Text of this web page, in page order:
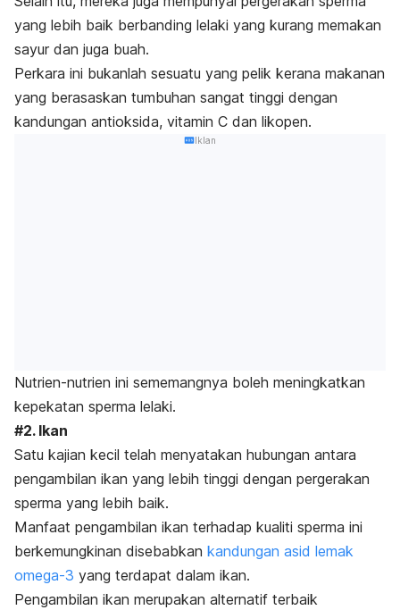
yang lebih baik berbanding lelaki yang kurang memakan
sayur dan juga buah.
Perkara ini bukanlah sesuatu yang pelik kerana makanan
yang berasaskan tumbuhan sangat tinggi dengan
kandungan antioksida, vitamin C dan likopen.
Iklan
Nutrien-nutrien ini sememangnya boleh meningkatkan
kepekatan sperma lelaki.
#2. Ikan
Satu kajian kecil telah menyatakan hubungan antara
pengambilan ikan yang lebih tinggi dengan pergerakan
sperma yang lebih baik.
Manfaat pengambilan ikan terhadap kualiti sperma ini
berkemungkinan disebabkan kandungan asid lemak
omega-3 yang terdapat dalam ikan.
Pengambilan ikan merupakan alternatif terbaik